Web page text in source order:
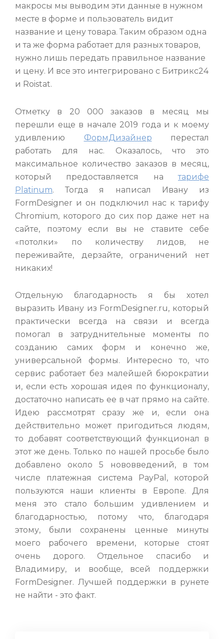
макросы мы выводим эти данные в нужном
месте в форме и пользователь видит
название и цену товара. Таким образом одна
и та же форма работает для разных товаров,
нужно лишь передать правильное название
и цену. И все это интегрировано с Битрикс24
и Roistat.
Отметку в 20 000 заказов в месяц мы
перешли еще в начале 2019 года и к моему
удивлению ФормДизайнер перестал
работать для нас. Оказалось, что это
максимальное количество заказов в месяц,
который предоставляется натарифе
Platinum. Тогда я написал Ивану из
FormDesigner и он подключил нас к тарифу
Chromium, которого до сих пор даже нет на
сайте, поэтому если вы не ставите себе
«потолки» по количеству лидов, не
переживайте, дерзайте, ограничений нет
никаких!
Отдельную благодарность я бы хотел
выразить Ивану из FormDesigner.ru, который
практически всегда на связи и всегда
помогал в затруднительные моменты по
созданию самих форм и конечно же,
универсальной формы. Интересно то, что
сервис работает без малейшей бюрократии
и, если есть хорошая идея по функционалу,
достаточно написать ее в чат прямо на сайте.
Идею рассмотрят сразу же и, если она
действительно может пригодиться людям,
то добавят соответствующий функционал в
этот же день. Только по нашей просьбе было
добавлено около 5 нововведений, в том
числе платежная система PayPal, которой
пользуются наши клиенты в Европе. Для
меня это стало большим удивлением и
благодарностью, потому что, благодаря
этому, были сохранены ценные минуты
моего рабочего времени, которые стоят
очень дорого. Отдельное спасибо и
Владимиру, и вообще, всей поддержки
FormDesigner. Лучшей поддержки в рунете
не найти - это факт.